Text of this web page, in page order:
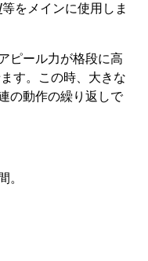
等をメインに使用しま
ピール力が格段に高
す。この時、大きな
の動作の繰り返しで
。